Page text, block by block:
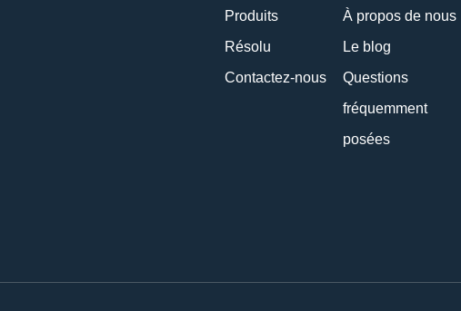
Produits
À propos de nous
Résolu
Le blog
Contactez-nous
Questions
fréquemment
posées